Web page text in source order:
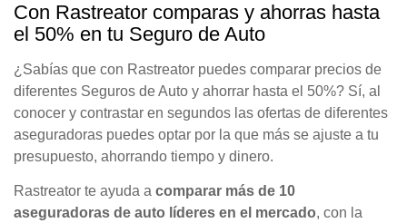
Con Rastreator comparas y ahorras hasta
el 50% en tu Seguro de Auto
¿Sabías que con Rastreator puedes comparar precios de
diferentes Seguros de Auto y ahorrar hasta el 50%? Sí, al
conocer y contrastar en segundos las ofertas de diferentes
aseguradoras puedes optar por la que más se ajuste a tu
presupuesto, ahorrando tiempo y dinero.
Rastreator te ayuda a comparar más de 10
aseguradoras de auto líderes en el mercado, con la